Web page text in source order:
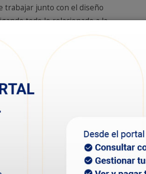
trabajar junto con el diseño
todo lo relacionado a la
del encuentro sobre
transporte y
sobre el ahorro y seguridad
durante la charla a las
ciudad y que ocasionan
estuvo muy buena, los alumnos
hogares. También saber los